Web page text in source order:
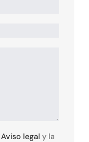
Aviso legal y la